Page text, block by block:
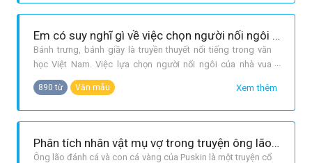
bảo voi giống cái
Em có suy nghĩ gì về việc chọn người nối ngôi của vua Hùng (truyền thuyết Bánh chưng, bánh giầy.
Bánh trưng, bánh giầy là truyền thuyết nổi tiếng trong văn
học Việt Nam. Việc lựa chọn người nối ngôi của nhà vua
trong tác phẩm gợi cho ta nhiều suy nghĩ Tổ tiên ta từ khi
dựng nước, đã truyền được sáu đời lời nói của Vua Hùng
nối ngôi tron
Xem thêm
890 từ Văn mẫu
Phân tích nhân vật mụ vợ trong truyện ông lão đánh cá và con cá vàng của Pus-kin.
Ông lão đánh cá và con cá vàng của Puskin là một truyện cổ